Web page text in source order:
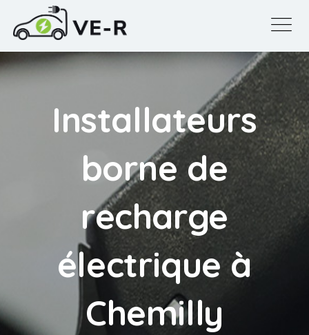
Installateurs
borne de
recharge
électrique à
Chemilly